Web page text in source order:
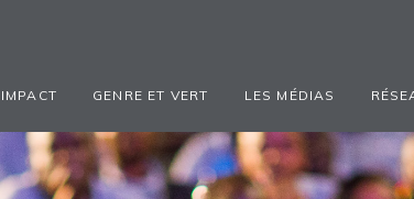
IMPACT GENRE ET VERT LES MÉDIAS